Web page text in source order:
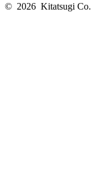
© 2026 Kitatsugi